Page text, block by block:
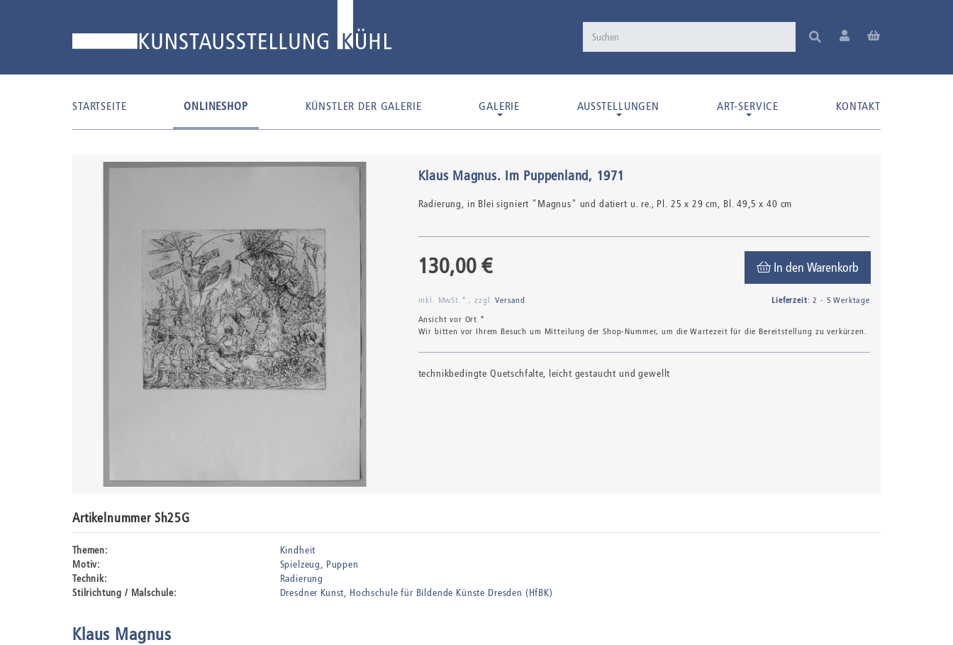
STARTSEITE ONLINESHOP KÜNSTLER DER GALERIE GALERIE AUSSTELLUNGEN ART-SERVICE KONTAKT
Klaus Magnus. Im Puppenland, 1971
Radierung, in Blei signiert "Magnus" und datiert u. re., Pl. 25 x 29 cm, Bl. 49,5 x 40 cm
130,00 €
inkl. MwSt.* , zzgl.Versand
In den Warenkorb
Lieferzeit: 2 - 5 Werktage
Ansicht vor Ort *
Wir bitten vor Ihrem Besuch um Mitteilung der Shop-Nummer, um die Wartezeit für die Bereitstellung zu verkürzen.
technikbedingte Quetschfalte, leicht gestaucht und gewellt
Artikelnummer Sh25G
Themen:
Kindheit
Motiv:
Spielzeug
Puppen
Technik:
Radierung
Stilrichtung / Malschule:
Dresdner Kunst Hochschule für Bildende Künste Dresden (HfBK)
Klaus Magnus